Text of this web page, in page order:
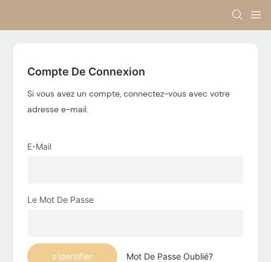
Compte De Connexion
Si vous avez un compte, connectez-vous avec votre
adresse e-mail.
E-Mail
Le Mot De Passe
s'identifier Mot De Passe Oublié?